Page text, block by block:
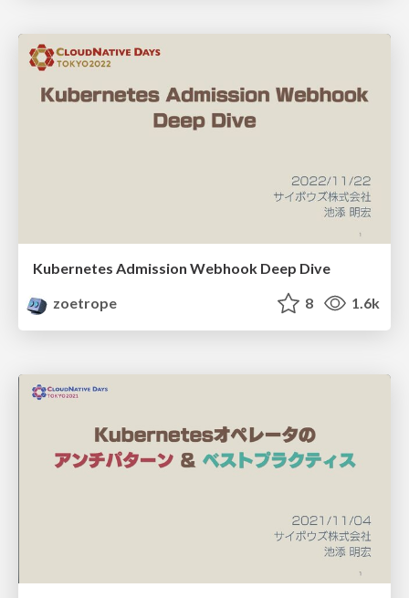
Kubernetes Admission Webhook Deep Dive
zoetrope
8 1.6k